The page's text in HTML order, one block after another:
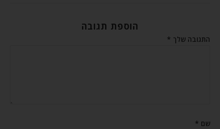
הוספת תגובה
התגובה שלך *
שם *